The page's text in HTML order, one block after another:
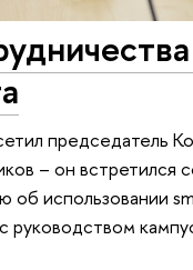
председатель
– он встретился
об использовании
руководством